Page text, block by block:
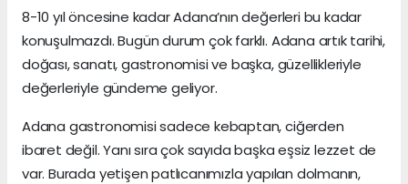
8-10 yıl öncesine kadar Adana’nın değerleri bu kadar
konuşulmazdı. Bugün durum çok farklı. Adana artık tarihi,
doğası, sanatı, gastronomisi ve başka, güzellikleriyle
değerleriyle gündeme geliyor.
Adana gastronomisi sadece kebaptan, ciğerden
ibaret değil. Yanı sıra çok sayıda başka eşsiz lezzet de
var. Burada yetişen patlıcanımızla yapılan dolmanın,